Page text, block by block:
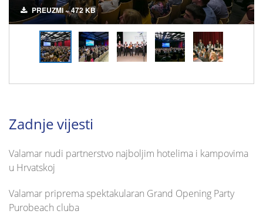
PREUZMI ~ 472 KB
Zadnje vijesti
Valamar nudi partnerstvo najboljim hotelima i kampovima
u Hrvatskoj
Valamar priprema spektakularan Grand Opening Party
Purobeach cluba